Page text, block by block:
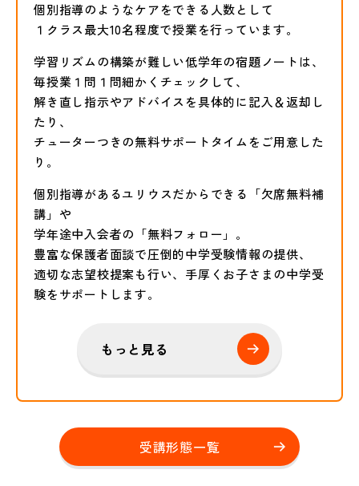
個別指導のようなケアをできる人数として
１クラス最大10名程度で授業を行っています。
学習リズムの構築が難しい低学年の宿題ノートは、
毎授業１問１問細かくチェックして、
解き直し指示やアドバイスを具体的に記入＆返却し
たり、
チューターつきの無料サポートタイムをご用意した
り。
個別指導があるユリウスだからできる「欠席無料補
講」や
学年途中入会者の「無料フォロー」。
豊富な保護者面談で圧倒的中学受験情報の提供、
適切な志望校提案も行い、手厚くお子さまの中学受
験をサポートします。
もっと見る
受講形態一覧